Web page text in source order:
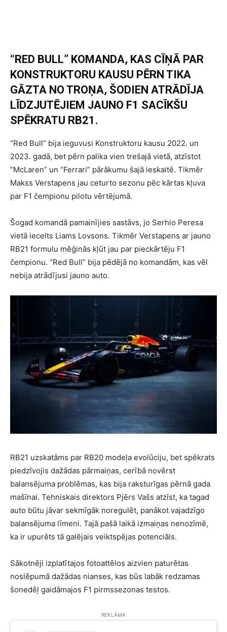
“RED BULL” KOMANDA, KAS CĪŅĀ PAR
KONSTRUKTORU KAUSU PĒRN TIKA
GĀZTA NO TROŅA, ŠODIEN ATRĀDĪJA
LĪDZJUTĒJIEM JAUNO F1 SACĪKŠU
SPĒKRATU RB21.
“Red Bull” bija ieguvusi Konstruktoru kausu 2022. un
2023. gadā, bet pērn palika vien trešajā vietā, atzīstot
“McLaren” un “Ferrari” pārākumu šajā ieskaitē. Tikmēr
Makss Verstapens jau ceturto sezonu pēc kārtas kļuva
par F1 čempionu pilotu vērtējumā.
Šogad komandā pamainījies sastāvs, jo Serhio Peresa
vietā iecelts Liams Lovsons. Tikmēr Verstapens ar jauno
RB21 formulu mēģinās kļūt jau par pieckārtēju F1
čempionu. “Red Bull” bija pēdējā no komandām, kas vēl
nebija atrādījusi jauno auto.
RB21 uzskatāms par RB20 modeļa evolūciju, bet spēkrats
piedzīvojis dažādas pārmaiņas, cerībā novērst
balansējuma problēmas, kas bija raksturīgas pērnā gada
mašīnai. Tehniskais direktors Pjērs Vašs atzīst, ka tagad
auto būtu jāvar sekmīgāk noregulēt, panākot vajadzīgo
balansējuma līmeni. Tajā pašā laikā izmaiņas nenozīmē,
ka ir upurēts tā galējais veiktspējas potenciāls.
Sākotnēji izplatītajos fotoattēlos aizvien paturētas
noslēpumā dažādas nianses, kas būs labāk redzamas
šonedēļ gaidāmajos F1 pirmssezonas testos.
REKLĀMA